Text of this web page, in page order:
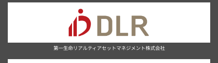
第一生命リアルティアセットマネジメント株式会社